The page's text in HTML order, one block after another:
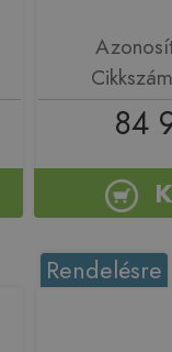
84
Rendelésre